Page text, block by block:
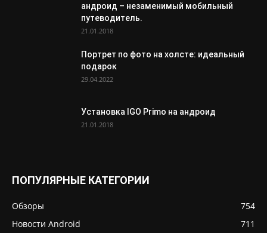
андроид – незаменимый мобильный
путеводитель.
21.01.2018
Портрет по фото на холсте: идеальный
подарок
29.04.2022
Установка IGO Primo на андроид
21.01.2018
ПОПУЛЯРНЫЕ КАТЕГОРИИ
Обзоры
754
Новости Android
711